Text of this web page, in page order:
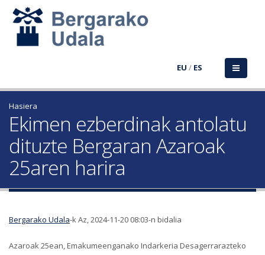
EU / ES
Hasiera
Ekimen ezberdinak antolatu
dituzte Bergaran Azaroak
25aren harira
Bergarako Udala-k Az, 2024-11-20 08:03-n bidalia
Azaroak 25ean, Emakumeenganako Indarkeria Desagerrarazteko